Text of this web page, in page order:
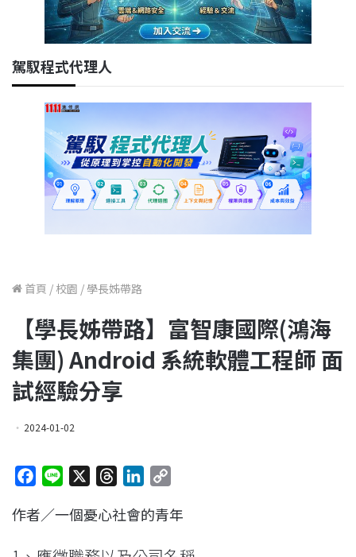
駕馭程式代理人